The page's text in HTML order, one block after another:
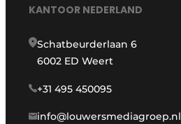
KANTOOR NEDERLAND
Schatbeurderlaan 6
6002 ED Weert
+31 495 450095
info@louwersmediagroep.nl